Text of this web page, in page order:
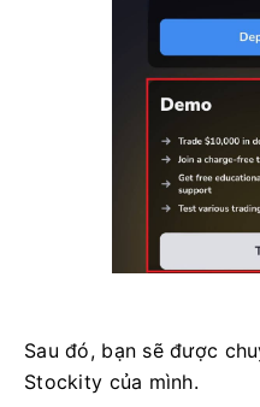
Sau đó, bạn sẽ được
Stockity của mình.